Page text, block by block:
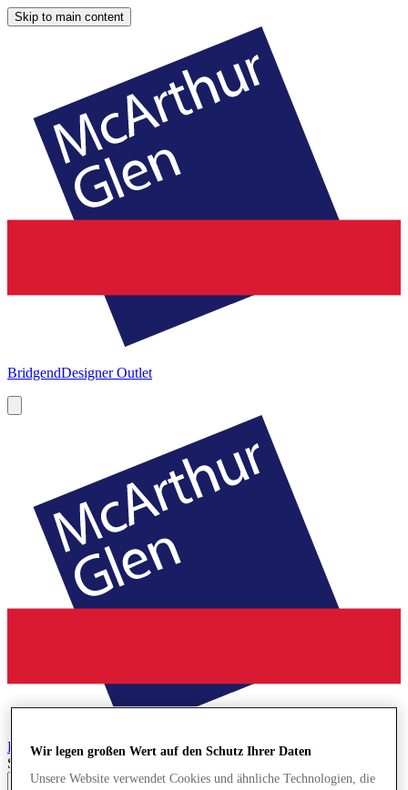
Skip to main content
BridgendDesigner Outlet
BridgendDesigner Outlet
Search input
Wir legen großen Wert auf den Schutz Ihrer Daten
Unsere Website verwendet Cookies und ähnliche Technologien, die